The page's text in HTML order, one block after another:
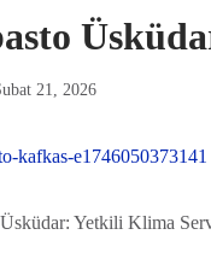
21, 2026
Yetkili Klima